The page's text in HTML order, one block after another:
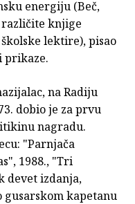
energiju (Beč,
različite knjige
lektire), pisao
prikaze.
na Radiju
dobio je za prvu
nagradu.
"Parnjača
1988., "Tri
devet izdanja,
gusarskom kapetanu